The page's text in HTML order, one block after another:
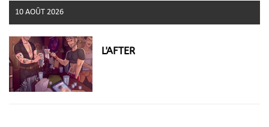
10 AOÛT 2026
L'AFTER